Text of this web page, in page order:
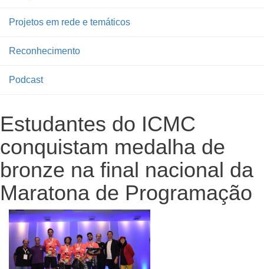
Projetos em rede e temáticos
Reconhecimento
Podcast
Estudantes do ICMC
conquistam medalha de
bronze na final nacional da
Maratona de Programação